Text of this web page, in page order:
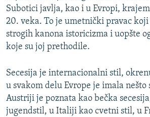
NASTANAK I RASPAD JUGOSLAVIJE
Subotici javlja, kao i u Evropi,
20. veka. To je umetnički pravac
strogih kanona istoricizma i uopšte
koje su joj prethodile.
Secesija je internacionalni stil,
u svakom delu Evrope je imala nešto
Austriji je poznata kao bečka
jugendstil, u Italiji kao cvetni stil, u